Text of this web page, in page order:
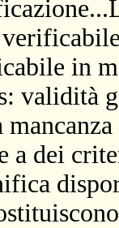
in
validità
a dei